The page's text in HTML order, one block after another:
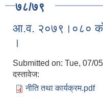
७८/७९
आ.व. २०७९।०८० को
।
Submitted on: Tue, 07/
दस्तावेज:
नीति तथा कार्यक्रम.pdf